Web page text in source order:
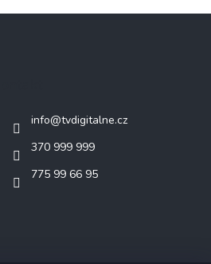
info@tvdigitalne.cz
370 999 999
775 99 66 95